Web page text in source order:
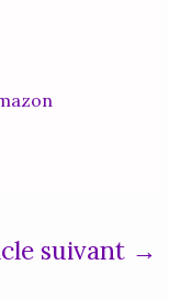
suivant →